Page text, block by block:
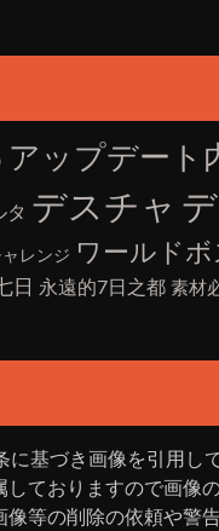
アップデート
タ デスチャ
レンジ ワールドボ
日 永遠的7日之都 素材
基づき画像を引用し
ておりますので画像
等の削除の依頼や警